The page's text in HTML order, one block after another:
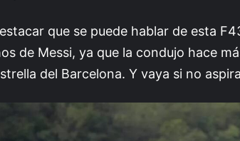
que se puede hablar de esta
de Messi, ya que la condujo hace
del Barcelona. Y vaya si no